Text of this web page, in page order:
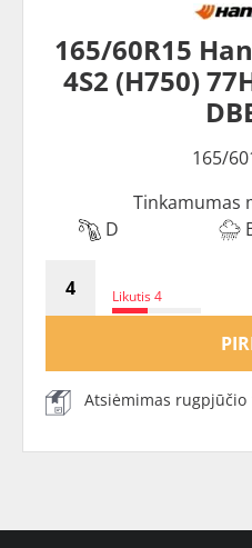
165/60R15
4S2 (H750)
165/
Tinkamumas
D
Likutis 4
Atsiėmimas rugpjūčio